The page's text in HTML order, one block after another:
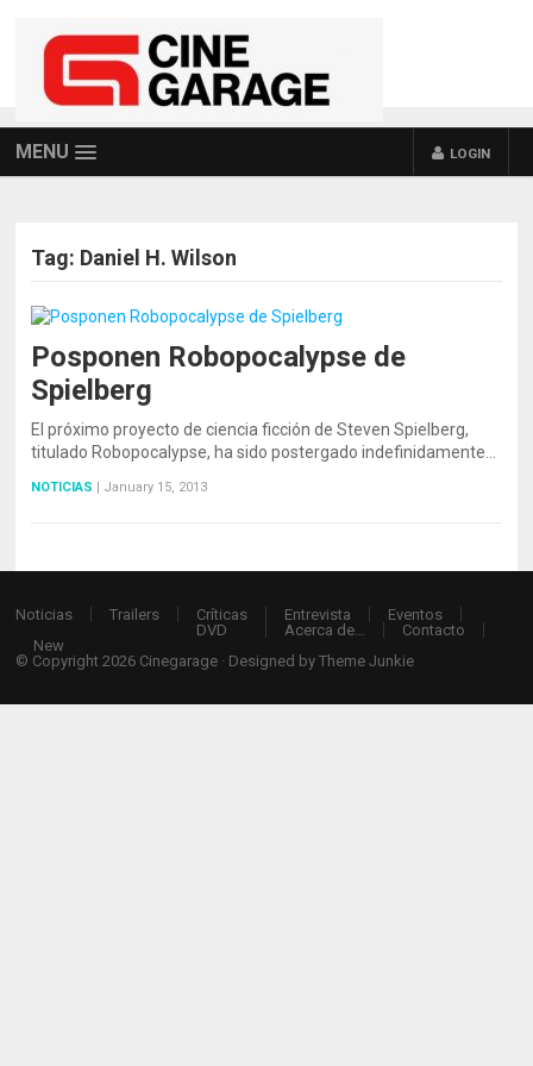
MENU LOGIN
Tag: Daniel H. Wilson
Posponen Robopocalypse de
Spielberg
El próximo proyecto de ciencia ficción de Steven Spielberg,
titulado Robopocalypse, ha sido postergado indefinidamente…
NOTICIAS | January 15, 2013
Noticias Trailers
Críticas
DVD
Entrevista
Eventos
Acerca de…
Contacto
New
© Copyright 2026 Cinegarage · Designed byTheme Junkie